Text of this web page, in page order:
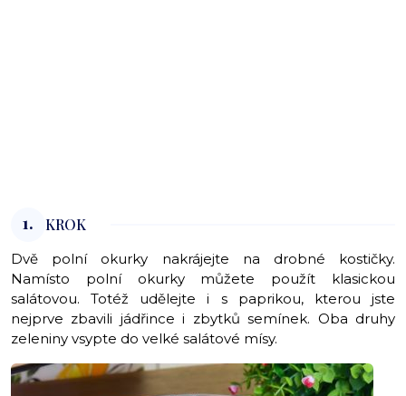
1. KROK
Dvě polní okurky nakrájejte na drobné kostičky.
Namísto polní okurky můžete použít klasickou
salátovou. Totéž udělejte i s paprikou, kterou jste
nejprve zbavili jádřince i zbytků semínek. Oba druhy
zeleniny vsypte do velké salátové mísy.